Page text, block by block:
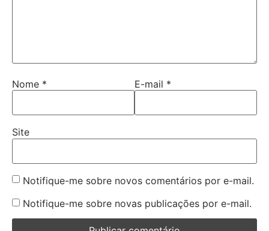
Nome * E-mail *
Site
Notifique-me sobre novos comentários por e-mail.
Notifique-me sobre novas publicações por e-mail.